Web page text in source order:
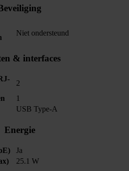
Niet ondersteund
& interfaces
2
1
USB Type-A
Energie
Ja
25.1 W